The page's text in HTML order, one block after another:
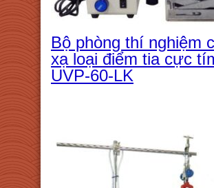
Bộ phòng thí nghiệm
xạ loại điểm tia cực
UVP-60-LK